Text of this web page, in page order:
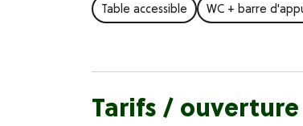
Table accessible
WC + barre
Tarifs / ouverture